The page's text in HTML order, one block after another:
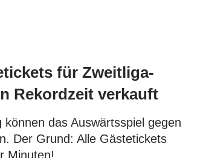
für Zweitliga-
Rekordzeit verkauft
das Auswärtsspiel gegen
Der Grund: Alle Gästetickets
Minuten!